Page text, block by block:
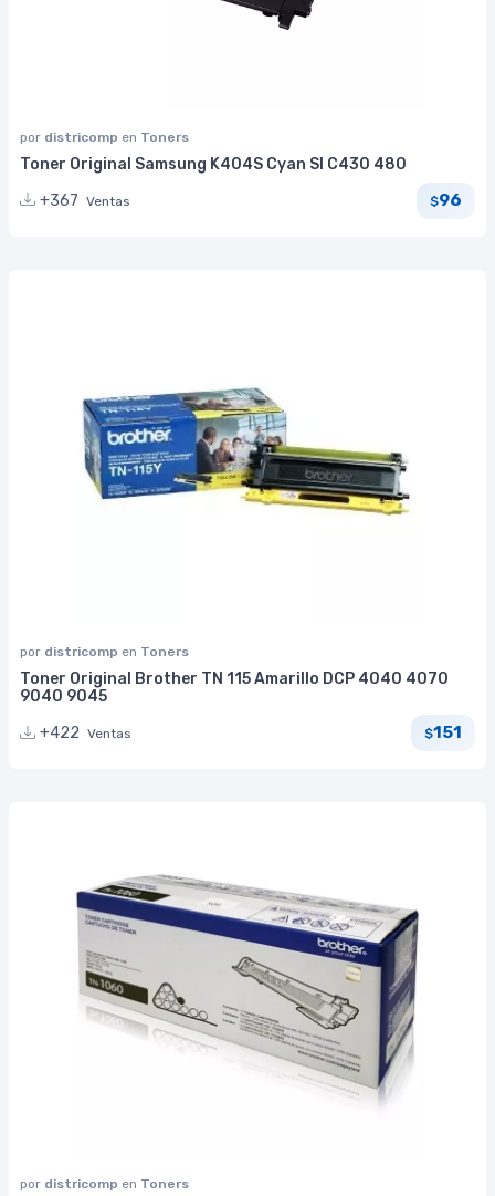
por districomp en Toners
Toner Original Samsung K404S Cyan Sl C430 480
+367 Ventas $96
por districomp en Toners
Toner Original Brother TN 115 Amarillo DCP 4040 4070
9040 9045
+422 Ventas $151
por districomp en Toners